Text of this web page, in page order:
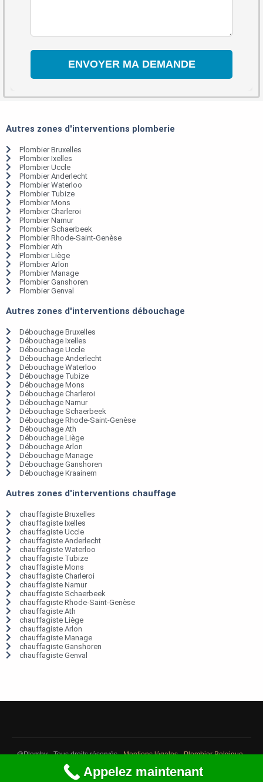
Autres zones d'interventions plomberie
Plombier Bruxelles
Plombier Ixelles
Plombier Uccle
Plombier Anderlecht
Plombier Waterloo
Plombier Tubize
Plombier Mons
Plombier Charleroi
Plombier Namur
Plombier Schaerbeek
Plombier Rhode-Saint-Genèse
Plombier Ath
Plombier Liège
Plombier Arlon
Plombier Manage
Plombier Ganshoren
Plombier Genval
Autres zones d'interventions débouchage
Débouchage Bruxelles
Débouchage Ixelles
Débouchage Uccle
Débouchage Anderlecht
Débouchage Waterloo
Débouchage Tubize
Débouchage Mons
Débouchage Charleroi
Débouchage Namur
Débouchage Schaerbeek
Débouchage Rhode-Saint-Genèse
Débouchage Ath
Débouchage Liège
Débouchage Arlon
Débouchage Manage
Débouchage Ganshoren
Débouchage Kraainem
Autres zones d'interventions chauffage
chauffagiste Bruxelles
chauffagiste Ixelles
chauffagiste Uccle
chauffagiste Anderlecht
chauffagiste Waterloo
chauffagiste Tubize
chauffagiste Mons
chauffagiste Charleroi
chauffagiste Namur
chauffagiste Schaerbeek
chauffagiste Rhode-Saint-Genèse
chauffagiste Ath
chauffagiste Liège
chauffagiste Arlon
chauffagiste Manage
chauffagiste Ganshoren
chauffagiste Genval
@Plomby - Tous droits réservés -Mentions légales-Plombier Belgique-
Débouchage Belgique
Appelez maintenant